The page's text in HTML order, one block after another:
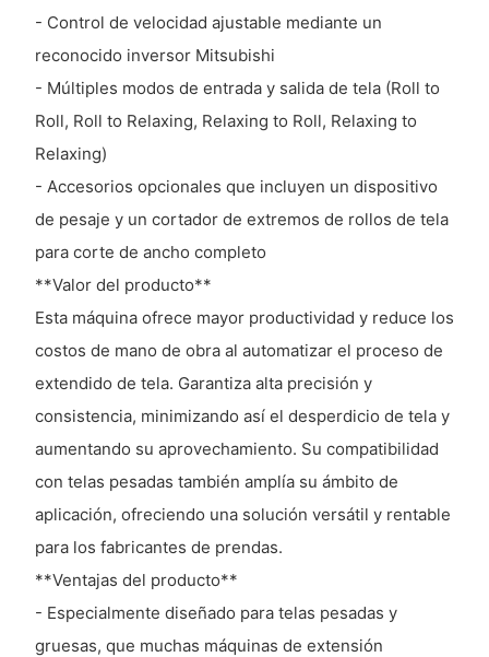
- Control de velocidad ajustable mediante un
reconocido inversor Mitsubishi
- Múltiples modos de entrada y salida de tela (Roll to
Roll, Roll to Relaxing, Relaxing to Roll, Relaxing to
Relaxing)
- Accesorios opcionales que incluyen un dispositivo
de pesaje y un cortador de extremos de rollos de tela
para corte de ancho completo
**Valor del producto**
Esta máquina ofrece mayor productividad y reduce los
costos de mano de obra al automatizar el proceso de
extendido de tela. Garantiza alta precisión y
consistencia, minimizando así el desperdicio de tela y
aumentando su aprovechamiento. Su compatibilidad
con telas pesadas también amplía su ámbito de
aplicación, ofreciendo una solución versátil y rentable
para los fabricantes de prendas.
**Ventajas del producto**
- Especialmente diseñado para telas pesadas y
gruesas, que muchas máquinas de extensión